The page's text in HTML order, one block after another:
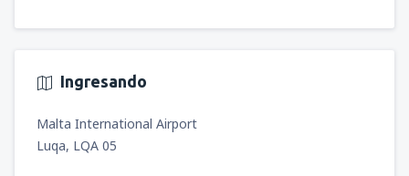
Ingresando
Malta International Airport
Luqa, LQA 05